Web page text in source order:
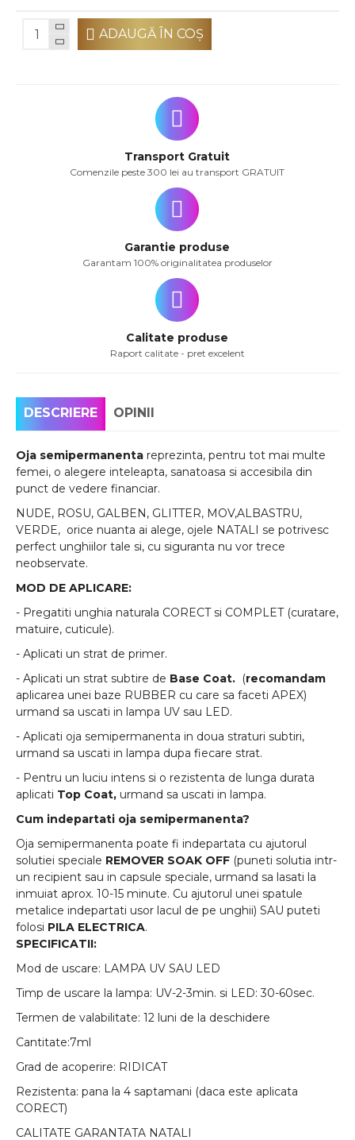
ADAUGĂ ÎN COŞ
Transport Gratuit
Comenzile peste 300 lei au transport GRATUIT
Garantie produse
Garantam 100% originalitatea produselor
Calitate produse
Raport calitate - pret excelent
DESCRIERE OPINII
Oja semipermanenta reprezinta, pentru tot mai multe
femei, o alegere inteleapta, sanatoasa si accesibila din
punct de vedere financiar.
NUDE, ROSU, GALBEN, GLITTER, MOV,ALBASTRU,
VERDE, orice nuanta ai alege, ojele NATALI se potrivesc
perfect unghiilor tale si, cu siguranta nu vor trece
neobservate.
MOD DE APLICARE:
- Pregatiti unghia naturala CORECT si COMPLET (curatare,
matuire, cuticule).
- Aplicati un strat de primer.
- Aplicati un strat subtire de Base Coat. (recomandam
aplicarea unei baze RUBBER cu care sa faceti APEX)
urmand sa uscati in lampa UV sau LED.
- Aplicati oja semipermanenta in doua straturi subtiri,
urmand sa uscati in lampa dupa fiecare strat.
- Pentru un luciu intens si o rezistenta de lunga durata
aplicati Top Coat, urmand sa uscati in lampa.
Cum indepartati oja semipermanenta?
Oja semipermanenta poate fi indepartata cu ajutorul
solutiei speciale REMOVER SOAK OFF (puneti solutia intr-
un recipient sau in capsule speciale, urmand sa lasati la
inmuiat aprox. 10-15 minute. Cu ajutorul unei spatule
metalice indepartati usor lacul de pe unghii) SAU puteti
folosi PILA ELECTRICA.
SPECIFICATII:
Mod de uscare: LAMPA UV SAU LED
Timp de uscare la lampa: UV-2-3min. si LED: 30-60sec.
Termen de valabilitate: 12 luni de la deschidere
Cantitate:7ml
Grad de acoperire: RIDICAT
Rezistenta: pana la 4 saptamani (daca este aplicata
CORECT)
CALITATE GARANTATA NATALI